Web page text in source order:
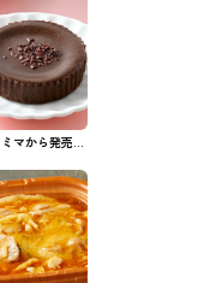
マから発売さ
ケーキ #コン
イーツ